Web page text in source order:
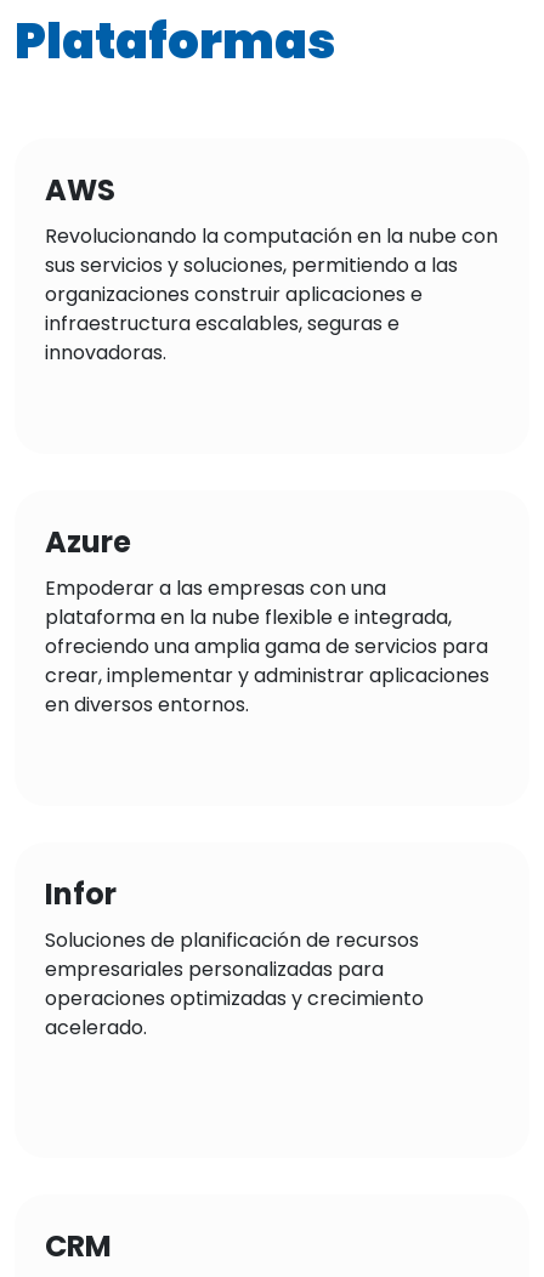
Plataformas
AWS
Revolucionando la computación en la nube con
sus servicios y soluciones, permitiendo a las
organizaciones construir aplicaciones e
infraestructura escalables, seguras e
innovadoras.
Azure
Empoderar a las empresas con una
plataforma en la nube flexible e integrada,
ofreciendo una amplia gama de servicios para
crear, implementar y administrar aplicaciones
en diversos entornos.
Infor
Soluciones de planificación de recursos
empresariales personalizadas para
operaciones optimizadas y crecimiento
acelerado.
CRM